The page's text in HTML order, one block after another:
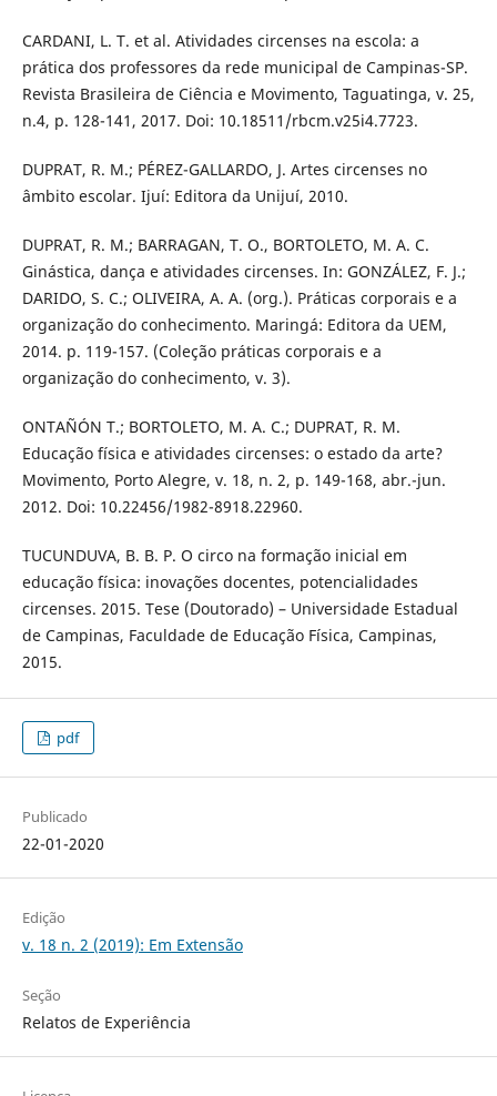
CARDANI, L. T. et al. Atividades circenses na escola: a
prática dos professores da rede municipal de Campinas-SP.
Revista Brasileira de Ciência e Movimento, Taguatinga, v. 25,
n.4, p. 128-141, 2017. Doi: 10.18511/rbcm.v25i4.7723.
DUPRAT, R. M.; PÉREZ-GALLARDO, J. Artes circenses no
âmbito escolar. Ijuí: Editora da Unijuí, 2010.
DUPRAT, R. M.; BARRAGAN, T. O., BORTOLETO, M. A. C.
Ginástica, dança e atividades circenses. In: GONZÁLEZ, F. J.;
DARIDO, S. C.; OLIVEIRA, A. A. (org.). Práticas corporais e a
organização do conhecimento. Maringá: Editora da UEM,
2014. p. 119-157. (Coleção práticas corporais e a
organização do conhecimento, v. 3).
ONTAÑÓN T.; BORTOLETO, M. A. C.; DUPRAT, R. M.
Educação física e atividades circenses: o estado da arte?
Movimento, Porto Alegre, v. 18, n. 2, p. 149-168, abr.-jun.
2012. Doi: 10.22456/1982-8918.22960.
TUCUNDUVA, B. B. P. O circo na formação inicial em
educação física: inovações docentes, potencialidades
circenses. 2015. Tese (Doutorado) – Universidade Estadual
de Campinas, Faculdade de Educação Física, Campinas,
2015.
pdf
Publicado
22-01-2020
Edição
v. 18 n. 2 (2019): Em Extensão
Seção
Relatos de Experiência